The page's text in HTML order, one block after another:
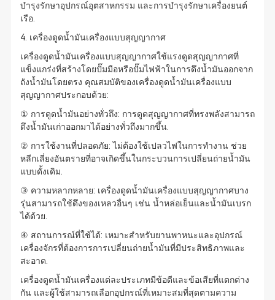
บำรุงรักษาอุปกรณ์อุตสาหกรรม และการบำรุงรักษาเครื่องยนต์
เรือ.
4. เครื่องดูดน้ำมันเครื่องแบบสุญญากาศ
เครื่องดูดน้ำมันเครื่องแบบสุญญากาศใช้แรงดูดสุญญากาศที่
แข็งแกร่งที่สร้างโดยปั๊มมือหรือปั๊มไฟฟ้าในการดึงน้ำมันออกจาก
ถังน้ำมันโดยตรง คุณสมบัติของเครื่องดูดน้ำมันเครื่องแบบ
สุญญากาศประกอบด้วย:
① การดูดน้ำมันอย่างทั่วถึง: การดูดสุญญากาศที่ทรงพลังสามารถ
ดึงน้ำมันเก่าออกมาได้อย่างทั่วถึงมากขึ้น.
② การใช้งานที่ปลอดภัย: ไม่ต้องใช้เปลวไฟในการทำงาน ช่วย
หลีกเลี่ยงอันตรายที่อาจเกิดขึ้นในกระบวนการเปลี่ยนถ่ายน้ำมัน
แบบดั้งเดิม.
③ ความหลากหลาย: เครื่องดูดน้ำมันเครื่องแบบสุญญากาศบาง
รุ่นสามารถใช้ดึงของเหลวอื่นๆ เช่น น้ำหล่อเย็นและน้ำมันเบรก
ได้ด้วย.
④ สถานการณ์ที่ใช้ได้: เหมาะสำหรับยานพาหนะและอุปกรณ์
เครื่องจักรที่ต้องการการเปลี่ยนถ่ายน้ำมันที่มีประสิทธิภาพและ
สะอาด.
เครื่องดูดน้ำมันเครื่องแต่ละประเภทมีข้อดีและข้อเสียที่แตกต่าง
กัน และผู้ใช้สามารถเลือกอุปกรณ์ที่เหมาะสมที่สุดตามความ